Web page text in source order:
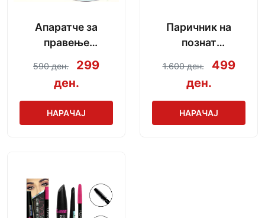
Апаратче за
правење
сармички во
неколку секунди
590 ден.
299
ден.
НАРАЧАЈ
Паричник на
познат
производител
1.600 ден.
499
ден.
НАРАЧАЈ